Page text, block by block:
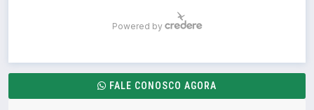
FALE CONOSCO AGORA